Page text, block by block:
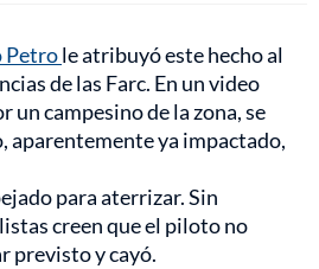
Petrole atribuyó este hecho al
de las Farc. En un video
un campesino de la zona, se
aparentemente ya impactado,
para aterrizar. Sin
creen que el piloto no
previsto y cayó.